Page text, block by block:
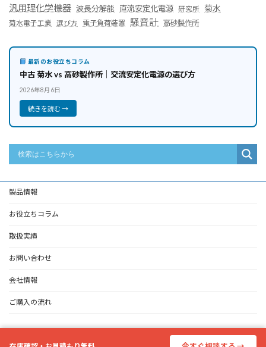
汎用理化学機器 波長分解能 直流安定化電源 研究所 菊水
菊水電子工業 選び方 電子負荷装置 騒音計 高砂製作所
最新のお役立ちコラム
中古 菊水 vs 高砂製作所｜交流安定化電源の選び方
2026年8月6日
続きを読む →
製品情報
お役立ちコラム
取扱実績
お問い合わせ
会社情報
ご購入の流れ
Powered byWordPresswith VK All in One Expansion Unit